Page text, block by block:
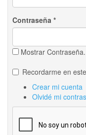
Contraseña *
Mostrar Contraseña.
Recordarme en
Crear mi cuenta
Olvidé mi